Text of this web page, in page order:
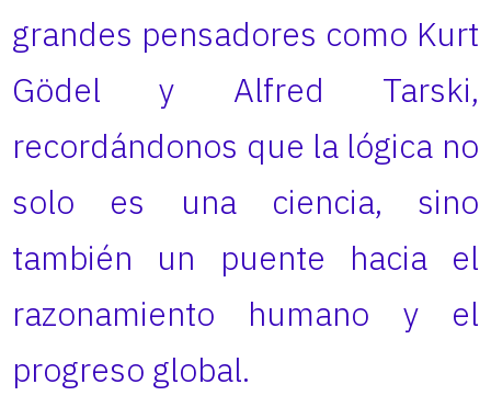
grandes pensadores como Kurt
Gödel y Alfred Tarski,
recordándonos que la lógica no
solo es una ciencia, sino
también un puente hacia el
razonamiento humano y el
progreso global.